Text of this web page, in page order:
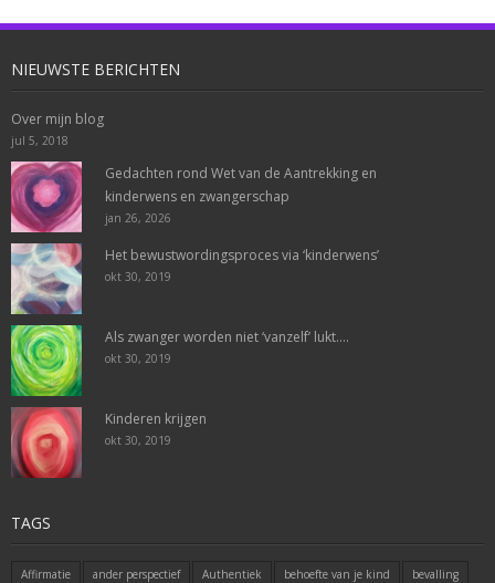
NIEUWSTE BERICHTEN
Over mijn blog
jul 5, 2018
Gedachten rond Wet van de Aantrekking en
kinderwens en zwangerschap
jan 26, 2026
Het bewustwordingsproces via ‘kinderwens’
okt 30, 2019
Als zwanger worden niet ‘vanzelf’ lukt….
okt 30, 2019
Kinderen krijgen
okt 30, 2019
TAGS
Affirmatie ander perspectief Authentiek behoefte van je kind
bevalling